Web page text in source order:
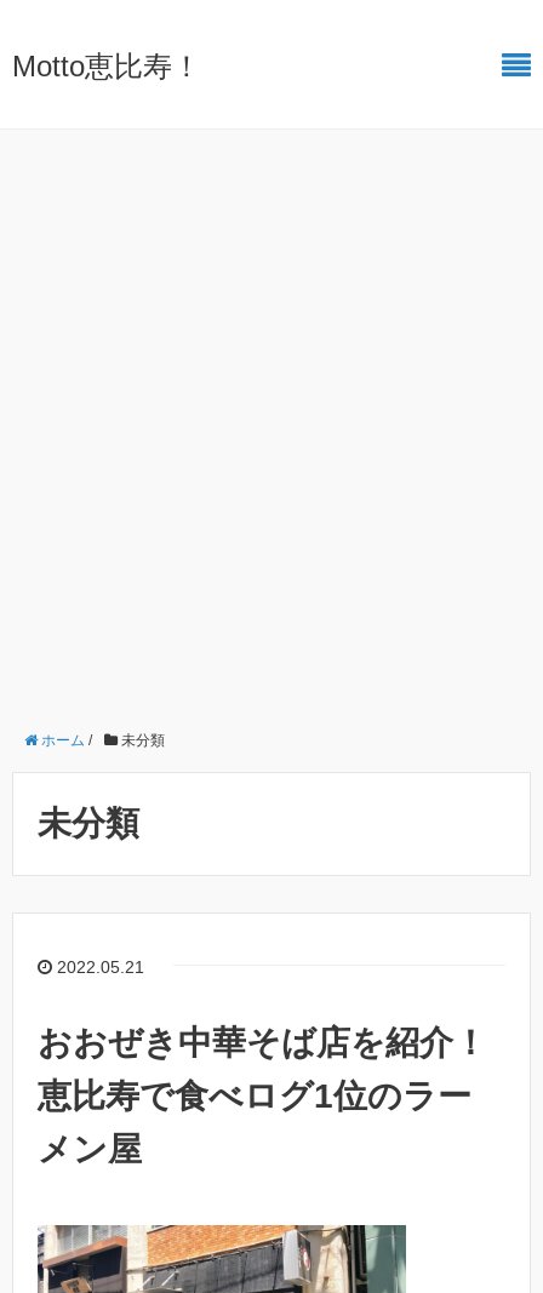
Motto恵比寿！
ホーム / 未分類
未分類
2022.05.21
おおぜき中華そば店を紹介！
恵比寿で食べログ1位のラー
メン屋